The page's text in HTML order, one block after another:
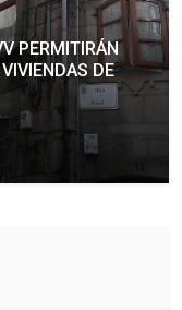
PERMITIRÁN
DE